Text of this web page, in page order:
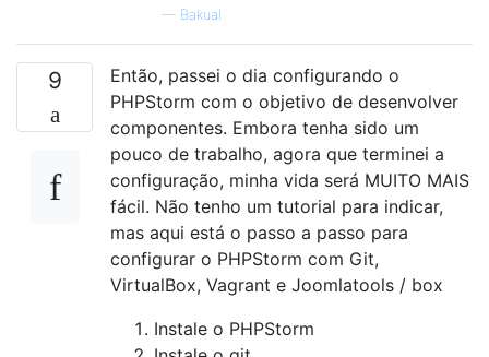
— Bakual
9
Então, passei o dia configurando o
PHPStorm com o objetivo de desenvolver
componentes. Embora tenha sido um
pouco de trabalho, agora que terminei a
configuração, minha vida será MUITO MAIS
fácil. Não tenho um tutorial para indicar,
mas aqui está o passo a passo para
configurar o PHPStorm com Git,
VirtualBox, Vagrant e Joomlatools / box
Instale o PHPStorm